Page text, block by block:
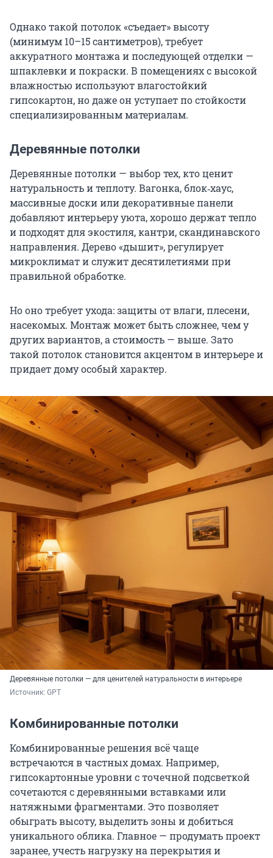
Однако такой потолок «съедает» высоту
(минимум 10–15 сантиметров), требует
аккуратного монтажа и последующей отделки —
шпаклевки и покраски. В помещениях с высокой
влажностью используют влагостойкий
гипсокартон, но даже он уступает по стойкости
специализированным материалам.
Деревянные потолки
Деревянные потолки — выбор тех, кто ценит
натуральность и теплоту. Вагонка, блок‑хаус,
массивные доски или декоративные панели
добавляют интерьеру уюта, хорошо держат тепло
и подходят для экостиля, кантри, скандинавского
направления. Дерево «дышит», регулирует
микроклимат и служит десятилетиями при
правильной обработке.
Но оно требует ухода: защиты от влаги, плесени,
насекомых. Монтаж может быть сложнее, чем у
других вариантов, а стоимость — выше. Зато
такой потолок становится акцентом в интерьере и
придает дому особый характер.
Деревянные потолки — для ценителей натуральности в интерьере
Источник: GPT
Комбинированные потолки
Комбинированные решения всё чаще
встречаются в частных домах. Например,
гипсокартонные уровни с точечной подсветкой
сочетаются с деревянными вставками или
натяжными фрагментами. Это позволяет
обыграть высоту, выделить зоны и добиться
уникального облика. Главное — продумать проект
заранее, учесть нагрузку на перекрытия и